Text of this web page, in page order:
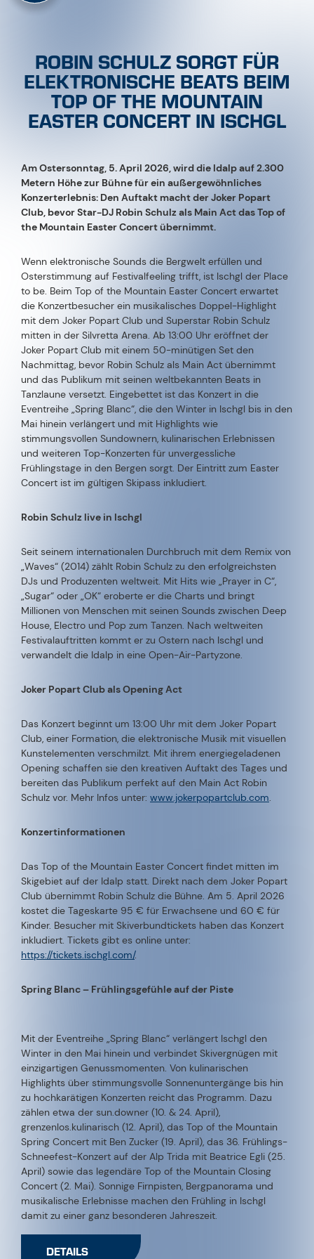
ROBIN SCHULZ SORGT FÜR
ELEKTRONISCHE BEATS BEIM
TOP OF THE MOUNTAIN
EASTER CONCERT IN ISCHGL
Am Ostersonntag, 5. April 2026, wird die Idalp auf 2.300
Metern Höhe zur Bühne für ein außergewöhnliches
Konzerterlebnis: Den Auftakt macht der Joker Popart
Club, bevor Star-DJ Robin Schulz als Main Act das Top of
the Mountain Easter Concert übernimmt.
Wenn elektronische Sounds die Bergwelt erfüllen und
Osterstimmung auf Festivalfeeling trifft, ist Ischgl der Place
to be. Beim Top of the Mountain Easter Concert erwartet
die Konzertbesucher ein musikalisches Doppel-Highlight
mit dem Joker Popart Club und Superstar Robin Schulz
mitten in der Silvretta Arena. Ab 13:00 Uhr eröffnet der
Joker Popart Club mit einem 50-minütigen Set den
Nachmittag, bevor Robin Schulz als Main Act übernimmt
und das Publikum mit seinen weltbekannten Beats in
Tanzlaune versetzt. Eingebettet ist das Konzert in die
Eventreihe „Spring Blanc“, die den Winter in Ischgl bis in den
Mai hinein verlängert und mit Highlights wie
stimmungsvollen Sundownern, kulinarischen Erlebnissen
und weiteren Top-Konzerten für unvergessliche
Frühlingstage in den Bergen sorgt. Der Eintritt zum Easter
Concert ist im gültigen Skipass inkludiert.
Robin Schulz live in Ischgl
Seit seinem internationalen Durchbruch mit dem Remix von
„Waves“ (2014) zählt Robin Schulz zu den erfolgreichsten
DJs und Produzenten weltweit. Mit Hits wie „Prayer in C“,
„Sugar“ oder „OK“ eroberte er die Charts und bringt
Millionen von Menschen mit seinen Sounds zwischen Deep
House, Electro und Pop zum Tanzen. Nach weltweiten
Festivalauftritten kommt er zu Ostern nach Ischgl und
verwandelt die Idalp in eine Open-Air-Partyzone.
Joker Popart Club als Opening Act
Das Konzert beginnt um 13:00 Uhr mit dem Joker Popart
Club, einer Formation, die elektronische Musik mit visuellen
Kunstelementen verschmilzt. Mit ihrem energiegeladenen
Opening schaffen sie den kreativen Auftakt des Tages und
bereiten das Publikum perfekt auf den Main Act Robin
Schulz vor. Mehr Infos unter: www.jokerpopartclub.com.
Konzertinformationen
Das Top of the Mountain Easter Concert findet mitten im
Skigebiet auf der Idalp statt. Direkt nach dem Joker Popart
Club übernimmt Robin Schulz die Bühne. Am 5. April 2026
kostet die Tageskarte 95 € für Erwachsene und 60 € für
Kinder. Besucher mit Skiverbundtickets haben das Konzert
inkludiert. Tickets gibt es online unter:
https://tickets.ischgl.com/.
Spring Blanc – Frühlingsgefühle auf der Piste
Mit der Eventreihe „Spring Blanc“ verlängert Ischgl den
Winter in den Mai hinein und verbindet Skivergnügen mit
einzigartigen Genussmomenten. Von kulinarischen
Highlights über stimmungsvolle Sonnenuntergänge bis hin
zu hochkarätigen Konzerten reicht das Programm. Dazu
zählen etwa der sun.downer (10. & 24. April),
grenzenlos.kulinarisch (12. April), das Top of the Mountain
Spring Concert mit Ben Zucker (19. April), das 36. Frühlings-
Schneefest-Konzert auf der Alp Trida mit Beatrice Egli (25.
April) sowie das legendäre Top of the Mountain Closing
Concert (2. Mai). Sonnige Firnpisten, Bergpanorama und
musikalische Erlebnisse machen den Frühling in Ischgl
damit zu einer ganz besonderen Jahreszeit.
DETAILS